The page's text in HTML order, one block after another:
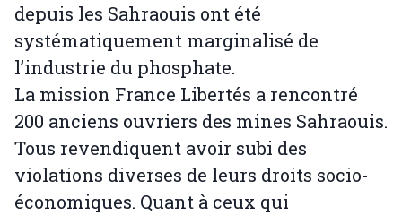
depuis les Sahraouis ont été
systématiquement marginalisé de
l’industrie du phosphate.
La mission France Libertés a rencontré
200 anciens ouvriers des mines Sahraouis.
Tous revendiquent avoir subi des
violations diverses de leurs droits socio-
économiques. Quant à ceux qui